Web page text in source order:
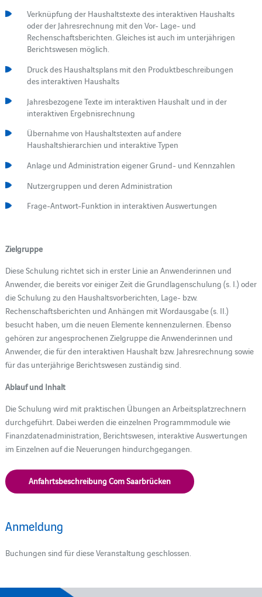
Verknüpfung der Haushaltstexte des interaktiven Haushalts
oder der Jahresrechnung mit den Vor- Lage- und
Rechenschaftsberichten. Gleiches ist auch im unterjährigen
Berichtswesen möglich.
Druck des Haushaltsplans mit den Produktbeschreibungen
des interaktiven Haushalts
Jahresbezogene Texte im interaktiven Haushalt und in der
interaktiven Ergebnisrechnung
Übernahme von Haushaltstexten auf andere
Haushaltshierarchien und interaktive Typen
Anlage und Administration eigener Grund- und Kennzahlen
Nutzergruppen und deren Administration
Frage-Antwort-Funktion in interaktiven Auswertungen
Zielgruppe
Diese Schulung richtet sich in erster Linie an Anwenderinnen und
Anwender, die bereits vor einiger Zeit die Grundlagenschulung (s. I.) oder
die Schulung zu den Haushaltsvorberichten, Lage- bzw.
Rechenschaftsberichten und Anhängen mit Wordausgabe (s. II.)
besucht haben, um die neuen Elemente kennenzulernen. Ebenso
gehören zur angesprochenen Zielgruppe die Anwenderinnen und
Anwender, die für den interaktiven Haushalt bzw. Jahresrechnung sowie
für das unterjährige Berichtswesen zuständig sind.
Ablauf und Inhalt
Die Schulung wird mit praktischen Übungen an Arbeitsplatzrechnern
durchgeführt. Dabei werden die einzelnen Programmmodule wie
Finanzdatenadministration, Berichtswesen, interaktive Auswertungen
im Einzelnen auf die Neuerungen hindurchgegangen.
Anfahrtsbeschreibung Com Saarbrücken
Anmeldung
Buchungen sind für diese Veranstaltung geschlossen.